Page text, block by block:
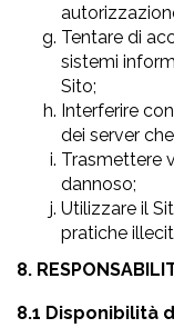
Tentare di
sistemi
Sito;
Interferire
dei server
Trasmettere
dannoso;
Utilizzare il
pratiche
8.
8.1 Disponibilità